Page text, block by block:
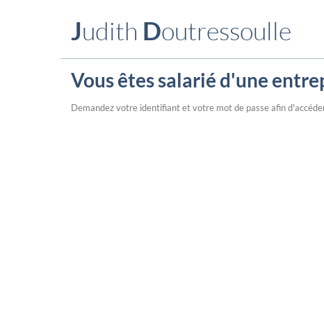
Judith Doutressoulle
Vous êtes salarié d'une
Demandez votre identifiant et votre mot de passe afin